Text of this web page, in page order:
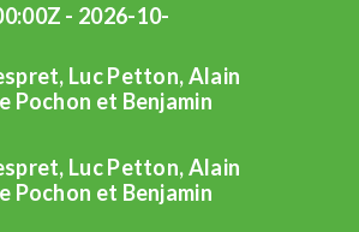
- 2026-10-
Luc Petton, Alain
Pochon et Benjamin
Luc Petton, Alain
Pochon et Benjamin